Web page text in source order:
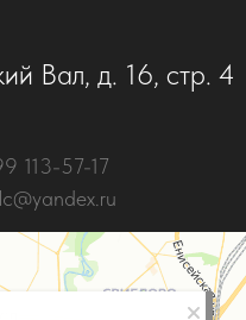
Вал, д. 16, стр. 4
113-57-17